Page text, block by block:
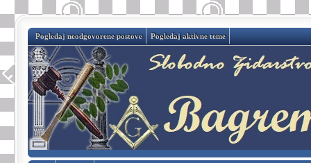
Pogledaj neodgovorene postove Pogledaj aktivne teme